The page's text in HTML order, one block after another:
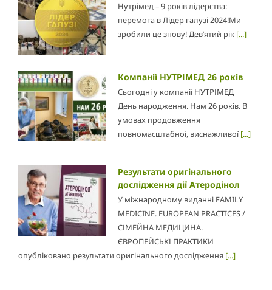
Нутрімед – 9 років лідерства:
перемога в Лідер галузі 2024!Ми
зробили це знову! Дев’ятий рік [...]
Компанії НУТРІМЕД 26 років
Сьогодні у компанії НУТРІМЕД
День народження. Нам 26 років. В
умовах продовження
повномасштабної, виснажливої [...]
Результати оригінального
дослідження дії Атеродінол
У міжнародному виданні FAMILY
MEDICINE. EUROPEAN PRACTICES /
СІМЕЙНА МЕДИЦИНА.
ЄВРОПЕЙСЬКІ ПРАКТИКИ
опубліковано результати оригінального дослідження [...]